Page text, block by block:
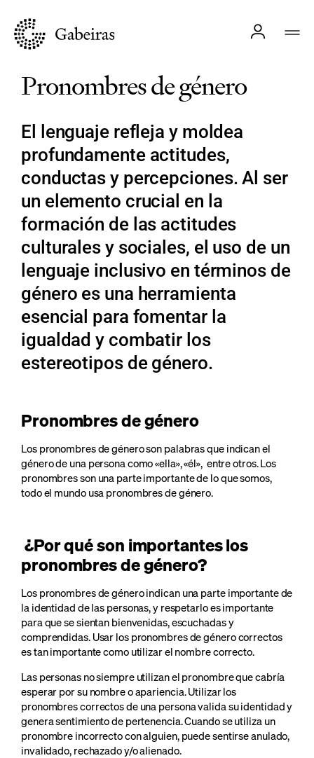
Pronombres de género
El lenguaje refleja y moldea
profundamente actitudes,
conductas y percepciones. Al ser
un elemento crucial en la
formación de las actitudes
culturales y sociales, el uso de un
lenguaje inclusivo en términos de
género es una herramienta
esencial para fomentar la
igualdad y combatir los
estereotipos de género.
Pronombres de género
Los pronombres de género son palabras que indican el
género de una persona como «ella», «él», entre otros. Los
pronombres son una parte importante de lo que somos,
todo el mundo usa pronombres de género.
¿Por qué son importantes los
pronombres de género?
Los pronombres de género indican una parte importante de
la identidad de las personas, y respetarlo es importante
para que se sientan bienvenidas, escuchadas y
comprendidas. Usar los pronombres de género correctos
es tan importante como utilizar el nombre correcto.
Las personas no siempre utilizan el pronombre que cabría
esperar por su nombre o apariencia. Utilizar los
pronombres correctos de una persona valida su identidad y
genera sentimiento de pertenencia. Cuando se utiliza un
pronombre incorrecto con alguien, puede sentirse anulado,
invalidado, rechazado y/o alienado.